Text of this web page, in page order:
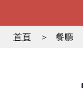
首頁 餐廳